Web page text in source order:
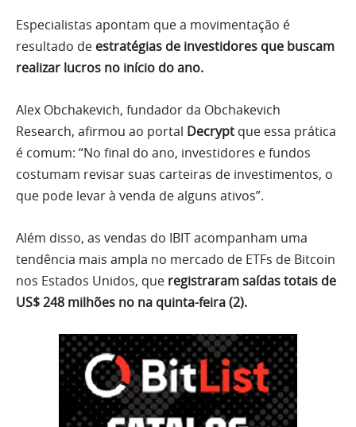
Especialistas apontam que a movimentação é
resultado de estratégias de investidores que buscam
realizar lucros no início do ano.
Alex Obchakevich, fundador da Obchakevich
Research, afirmou ao portal Decrypt que essa prática
é comum: “No final do ano, investidores e fundos
costumam revisar suas carteiras de investimentos, o
que pode levar à venda de alguns ativos”.
Além disso, as vendas do IBIT acompanham uma
tendência mais ampla no mercado de ETFs de Bitcoin
nos Estados Unidos, que registraram saídas totais de
US$ 248 milhões no na quinta-feira (2).